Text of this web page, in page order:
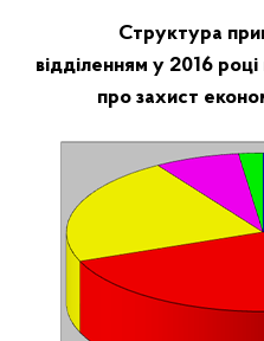
Структура
відділенням у 2016
про захист